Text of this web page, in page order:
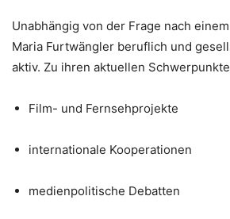
Unabhängig von der Frage nach
Maria Furtwängler beruflich und
aktiv. Zu ihren aktuellen
Film- und Fernsehprojekte
internationale Kooperationen
medienpolitische Debatten